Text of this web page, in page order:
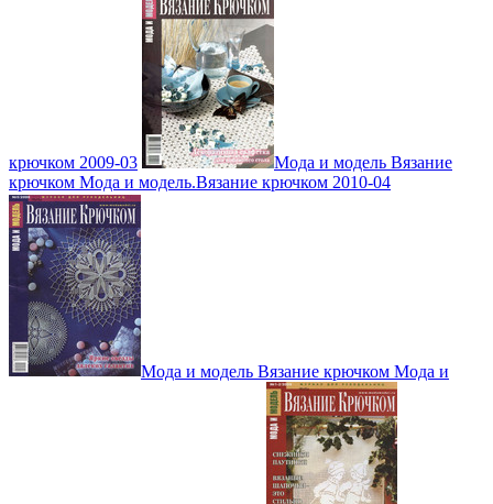
крючком 2009-03
Мода и модель Вязание
крючком Мода и модель.Вязание крючком 2010-04
Мода и модель Вязание крючком Мода и